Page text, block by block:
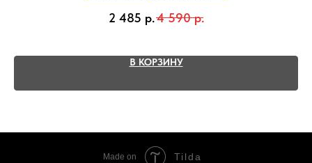
2 485 р.4 590 р.
В КОРЗИНУ
Made on Tilda